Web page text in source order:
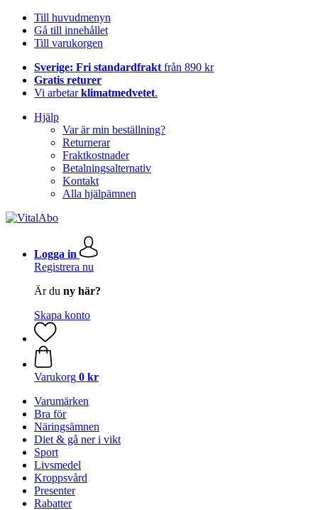
Till huvudmenyn
Gå till innehållet
Till varukorgen
Sverige: Fri standardfrakt från 890 kr
Gratis returer
Vi arbetarklimatmedvetet.
Hjälp
Var är min beställning?
Returnerar
Fraktkostnader
Betalningsalternativ
Kontakt
Alla hjälpämnen
Logga in
Registrera nu
Är du ny här?
Skapa konto
Varukorg 0 kr
Varumärken
Bra för
Näringsämnen
Diet & gå ner i vikt
Sport
Livsmedel
Kroppsvård
Presenter
Rabatter